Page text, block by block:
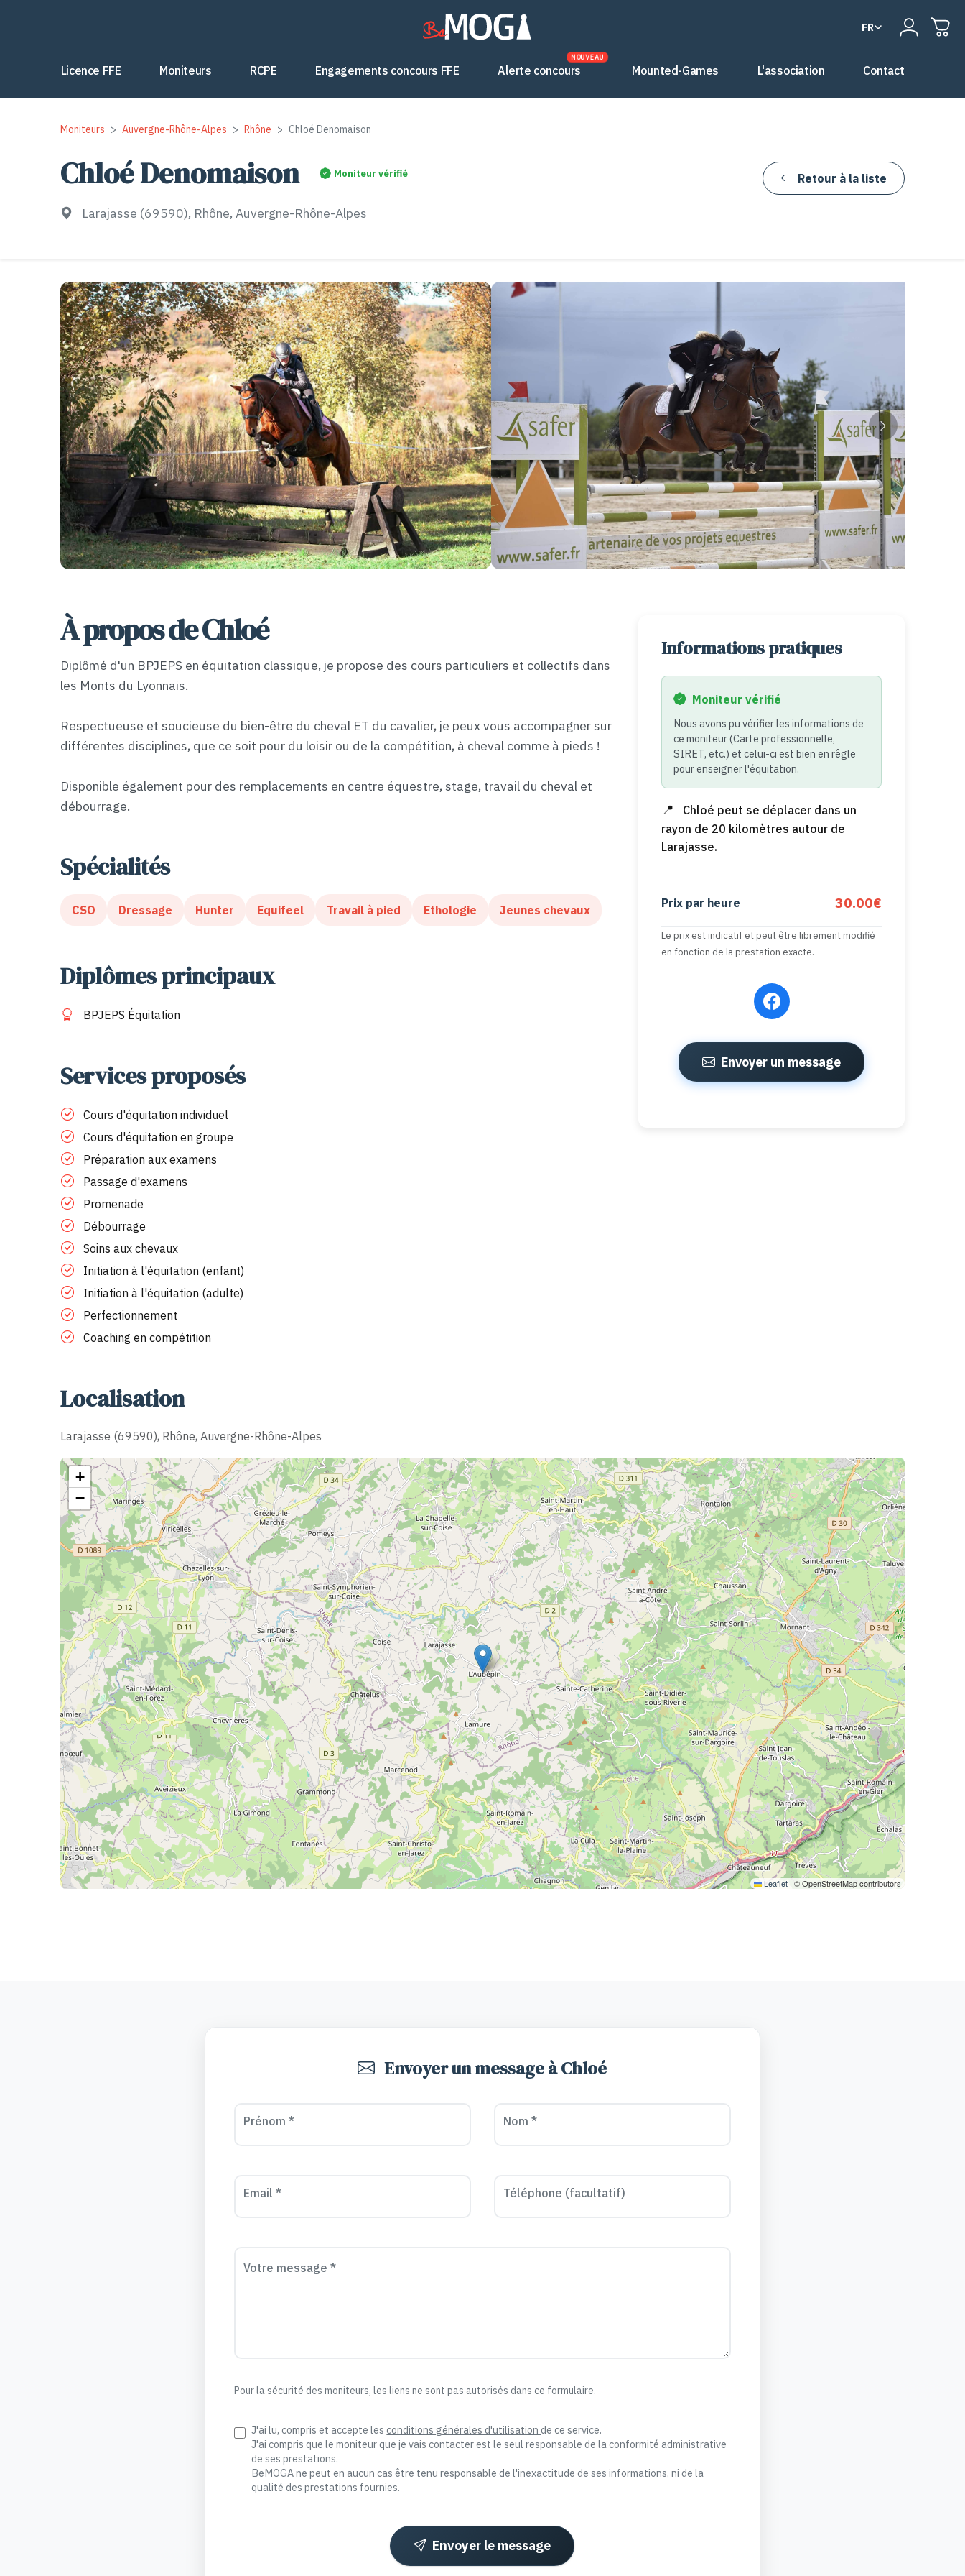
FR
Licence FFE Moniteurs RCPE Engagements concours FFE Alerte concours
NOUVEAU
Mounted-Games L'association Contact
Moniteurs Auvergne-Rhône-Alpes Rhône Chloé Denomaison
Chloé Denomaison Moniteur vérifié
Larajasse (69590), Rhône, Auvergne-Rhône-Alpes
Retour à la liste
À propos de Chloé
Diplômé d'un BPJEPS en équitation classique, je propose des cours particuliers et collectifs dans
les Monts du Lyonnais.
Respectueuse et soucieuse du bien-être du cheval ET du cavalier, je peux vous accompagner sur
différentes disciplines, que ce soit pour du loisir ou de la compétition, à cheval comme à pieds !
Disponible également pour des remplacements en centre équestre, stage, travail du cheval et
débourrage.
Spécialités
CSO Dressage Hunter Equifeel Travail à pied Ethologie Jeunes chevaux
Diplômes principaux
BPJEPS Équitation
Services proposés
Cours d'équitation individuel
Cours d'équitation en groupe
Préparation aux examens
Passage d'examens
Promenade
Débourrage
Soins aux chevaux
Initiation à l'équitation (enfant)
Initiation à l'équitation (adulte)
Perfectionnement
Coaching en compétition
Informations pratiques
Moniteur vérifié
Nous avons pu vérifier les informations de
ce moniteur (Carte professionnelle,
SIRET, etc.) et celui-ci est bien en rêgle
pour enseigner l'équitation.
Chloé peut se déplacer dans un
rayon de 20 kilomètres autour de
Larajasse.
Prix par heure 30.00€
Le prix est indicatif et peut être librement modifié
en fonction de la prestation exacte.
Envoyer un message
Localisation
Larajasse (69590), Rhône, Auvergne-Rhône-Alpes
+
−
Leaflet | © OpenStreetMap contributors
Envoyer un message à Chloé
Prénom * Nom *
Email * Téléphone (facultatif)
Votre message *
Pour la sécurité des moniteurs, les liens ne sont pas autorisés dans ce formulaire.
J'ai lu, compris et accepte les conditions générales d'utilisation de ce service.
J'ai compris que le moniteur que je vais contacter est le seul responsable de la conformité administrative
de ses prestations.
BeMOGA ne peut en aucun cas être tenu responsable de l'inexactitude de ses informations, ni de la
qualité des prestations fournies.
Envoyer le message